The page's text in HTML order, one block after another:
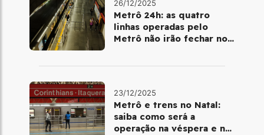
26/12/2025
Metrô 24h: as quatro
linhas operadas pelo
Metrô não irão fechar no
23/12/2025
Metrô e trens no Natal:
saiba como será a
operação na véspera e no